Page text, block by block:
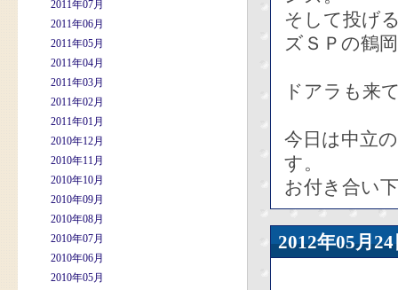
2011年07月
2011年06月
2011年05月
2011年04月
2011年03月
2011年02月
2011年01月
2010年12月
2010年11月
2010年10月
2010年09月
2010年08月
2010年07月
2010年06月
2010年05月
そして投げ
ズＳＰの鶴
ドアラも来
今日は中立
す。
お付き合い
2012年05